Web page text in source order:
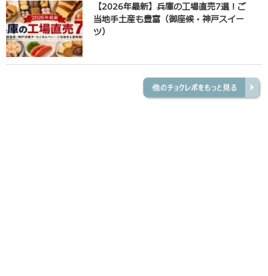
【2026年最新】兵庫の工場直売7選！ご
当地手土産も豊富（御座候・神戸スイー
ツ）